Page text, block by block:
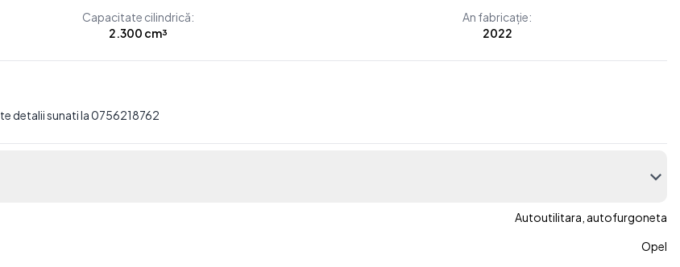
Capacitate cilindrică:
2.300 cm³
An fabricație:
2022
detalii sunati la 0756218762
Autoutilitara, autofurgoneta
Opel